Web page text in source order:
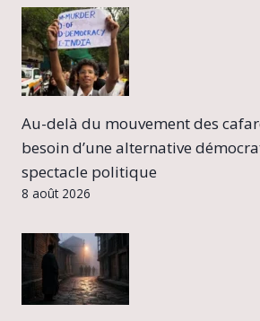
Au-delà du mouvement des
besoin d’une alternative
spectacle politique
8 août 2026